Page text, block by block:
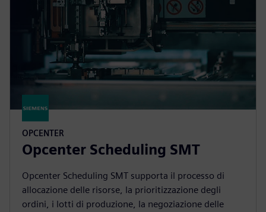
OPCENTER
Opcenter Scheduling SMT
Opcenter Scheduling SMT supporta il processo di
allocazione delle risorse, la prioritizzazione degli
ordini, i lotti di produzione, la negoziazione delle